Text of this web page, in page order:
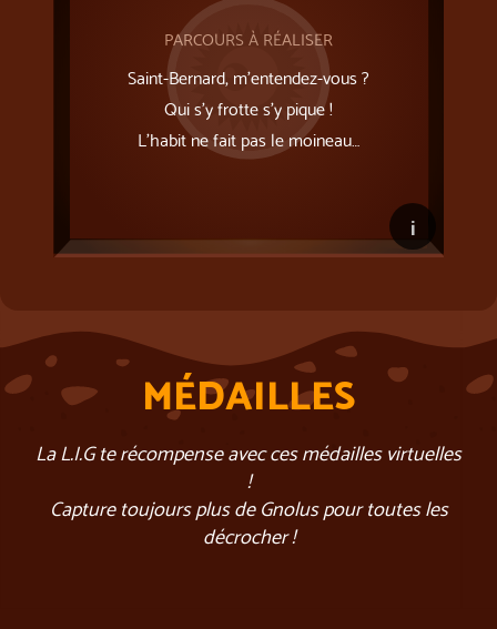
PARCOURS À RÉALISER
Saint-Bernard, m’entendez-vous ?
Qui s’y frotte s’y pique !
L'habit ne fait pas le moineau…
i
MÉDAILLES
La L.I.G te récompense avec ces médailles virtuelles
!
Capture toujours plus de Gnolus pour toutes les
décrocher !